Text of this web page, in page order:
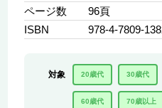
ページ数
96頁
ISBN
978-4-7809-
対象 20歳代 30歳代
60歳代 70歳以上